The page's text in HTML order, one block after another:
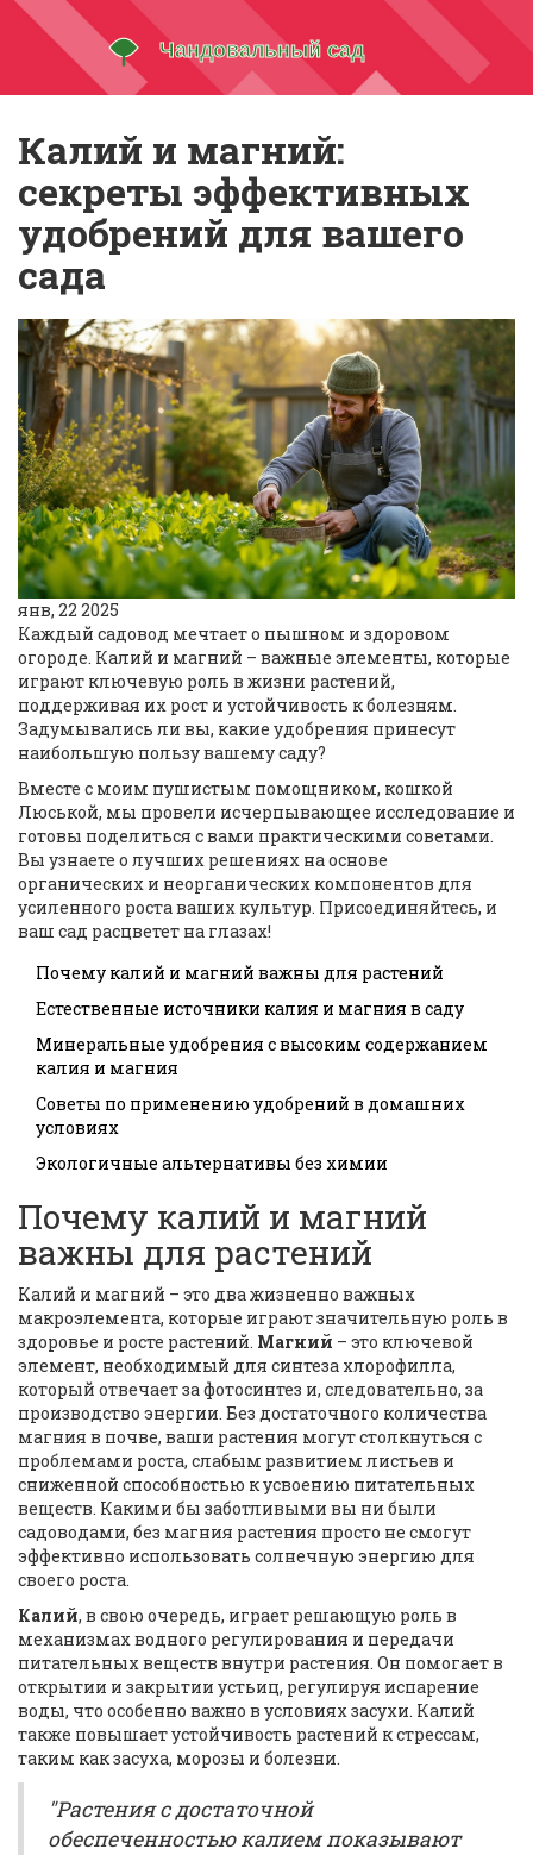
Калий и магний:
секреты эффективных
удобрений для вашего
сада
янв, 22 2025
Каждый садовод мечтает о пышном и здоровом
огороде. Калий и магний – важные элементы, которые
играют ключевую роль в жизни растений,
поддерживая их рост и устойчивость к болезням.
Задумывались ли вы, какие удобрения принесут
наибольшую пользу вашему саду?
Вместе с моим пушистым помощником, кошкой
Люськой, мы провели исчерпывающее исследование и
готовы поделиться с вами практическими советами.
Вы узнаете о лучших решениях на основе
органических и неорганических компонентов для
усиленного роста ваших культур. Присоединяйтесь, и
ваш сад расцветет на глазах!
Почему калий и магний важны для растений
Естественные источники калия и магния в саду
Минеральные удобрения с высоким содержанием
калия и магния
Советы по применению удобрений в домашних
условиях
Экологичные альтернативы без химии
Почему калий и магний
важны для растений
Калий и магний – это два жизненно важных
макроэлемента, которые играют значительную роль в
здоровье и росте растений. Магний – это ключевой
элемент, необходимый для синтеза хлорофилла,
который отвечает за фотосинтез и, следовательно, за
производство энергии. Без достаточного количества
магния в почве, ваши растения могут столкнуться с
проблемами роста, слабым развитием листьев и
сниженной способностью к усвоению питательных
веществ. Какими бы заботливыми вы ни были
садоводами, без магния растения просто не смогут
эффективно использовать солнечную энергию для
своего роста.
Калий, в свою очередь, играет решающую роль в
механизмах водного регулирования и передачи
питательных веществ внутри растения. Он помогает в
открытии и закрытии устьиц, регулируя испарение
воды, что особенно важно в условиях засухи. Калий
также повышает устойчивость растений к стрессам,
таким как засуха, морозы и болезни.
"Растения с достаточной
обеспеченностью калием показывают